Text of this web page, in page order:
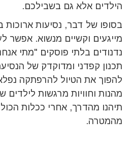
הילדים אלא גם בשבילכם.
בסופו של דבר, נסיעות ארוכות
מייגעים וקשיים מנשוא. אפשר
נדנודים בלתי פוסקים "מתי
תכנון קפדני ומדוקדק של
להפוך את הטיול להרפתקה
מהנות וחוויות מרגשות
תיהנו מהדרך, אחרי ככלות
מהמטרה.